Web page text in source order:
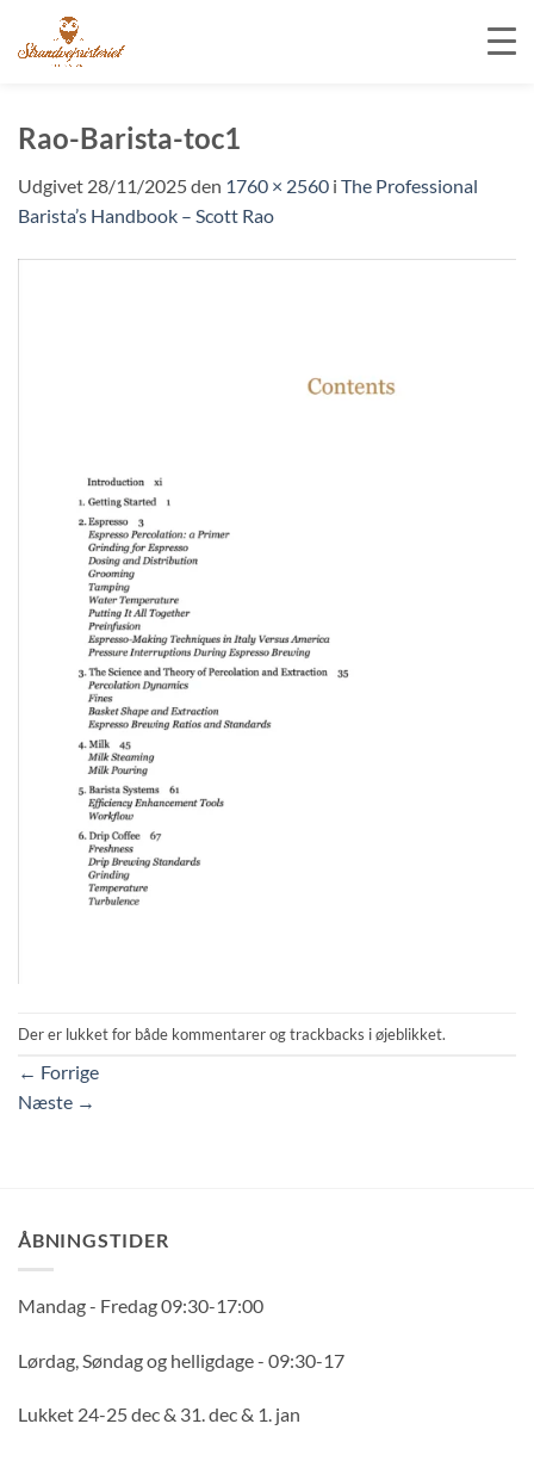
indhold
Rao-Barista-toc1
Udgivet 28/11/2025den 1760 × 2560 i The Professional
Barista’s Handbook – Scott Rao
Der er lukket for både kommentarer og trackbacks i øjeblikket.
← Forrige
Næste →
ÅBNINGSTIDER
Mandag - Fredag 09:30-17:00
Lørdag, Søndag og helligdage - 09:30-17
Lukket 24-25 dec & 31. dec & 1. jan